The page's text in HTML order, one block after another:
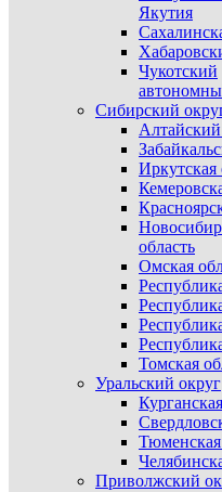
Якутия
Чукотский
Сибирский
Иркутская
область
Омская
Томская
Уральский округ
Тюменская
Приволжский